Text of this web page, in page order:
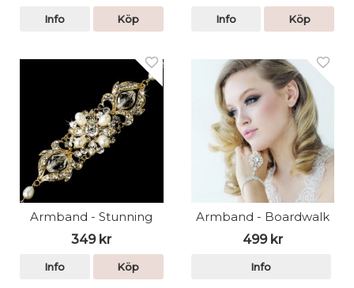
Info Köp Info Köp
Armband - Stunning
349 kr
Info Köp
Armband - Boardwalk
499 kr
Info